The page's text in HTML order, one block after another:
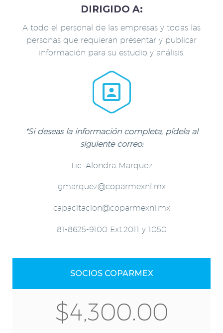
DIRIGIDO A:
A todo el personal de las empresas y todas las
personas que requieran presentar y publicar
información para su estudio y análisis.


*Si deseas la información completa, pídela al
siguiente correo:
Lic. Alondra Marquez
gmarquez@coparmexnl.mx
capacitacion@coparmexnl.mx
81-8625-9100 Ext.2011 y 1050
SOCIOS COPARMEX
$4,300.00